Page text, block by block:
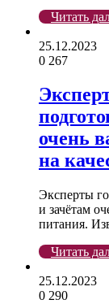
Читать
25.12.2023
0 267
очень
на
Эксперты
и зачётам
питания.
Читать
25.12.2023
0 290